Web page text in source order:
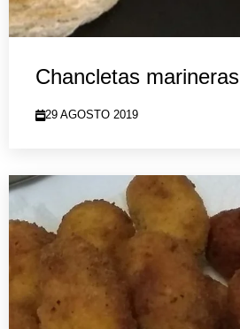
Chancletas marineras
29 AGOSTO 2019